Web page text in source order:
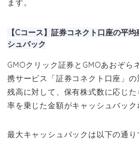
ます。
【Cコース】証券コネクト口座の平
シュバック
GMOクリック証券とGMOあおぞら
携サービス「証券コネクト口座」
残高に対して、保有株式数に応じた
率を乗じた金額がキャッシュバック
最大キャッシュバックは以下の通り